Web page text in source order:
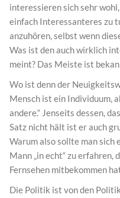
interessieren sich sehr
einfach Interessanteres zu
anzuhören, selbst wenn
Was ist den auch wirklich
meint? Das Meiste ist
Wo ist denn der
Mensch ist ein Individuum,
andere.“ Jenseits dessen,
Satz nicht hält ist er auch
Warum also sollte man sich
Mann „in echt“ zu erfahren,
Fernsehen mitbekommen
Die Politik ist von den